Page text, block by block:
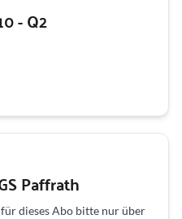
- Q2
Paffrath
dieses Abo bitte nur über